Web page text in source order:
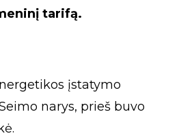
tarifą.
įstatymo
narys, prieš buvo